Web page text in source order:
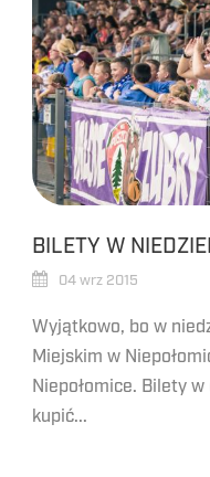
BILETY W
04 wrz 2015
Wyjątkowo, bo w
Miejskim w
Niepołomice. Bilety
kupić...